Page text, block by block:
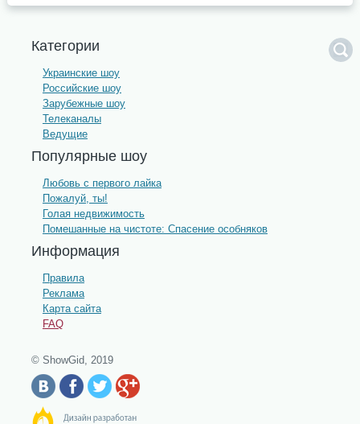
Категории
Украинские шоу
Российские шоу
Зарубежные шоу
Телеканалы
Ведущие
Популярные шоу
Любовь с первого лайка
Пожалуй, ты!
Голая недвижимость
Помешанные на чистоте: Спасение особняков
Информация
Правила
Реклама
Карта сайта
FAQ
© ShowGid, 2019